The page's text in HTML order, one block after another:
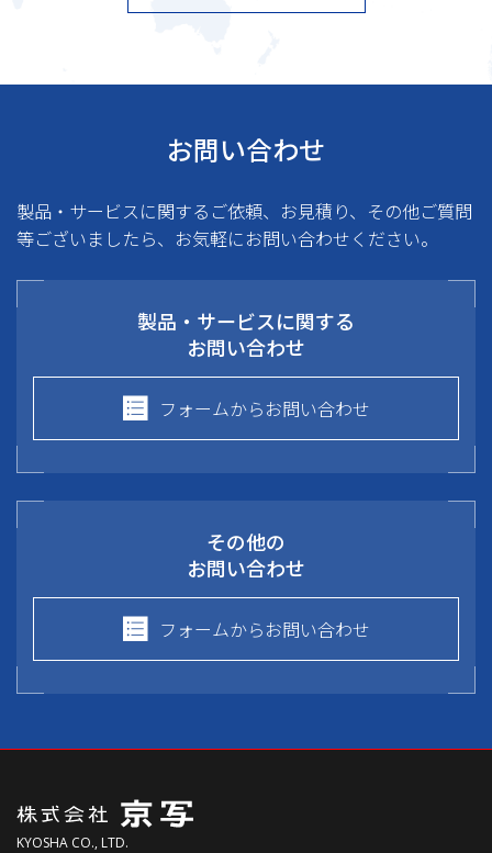
お問い合わせ
製品・サービスに関するご依頼、お見積り、その他ご質問
等ございましたら、お気軽にお問い合わせください。
製品・サービスに関する
お問い合わせ
フォームからお問い合わせ
その他の
お問い合わせ
フォームからお問い合わせ
KYOSHA CO., LTD.